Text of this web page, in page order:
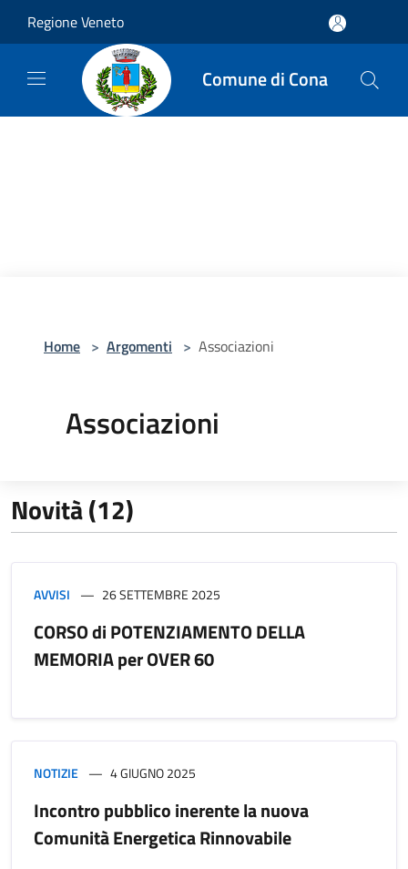
Regione Veneto
Comune di Cona
Home > Argomenti > Associazioni
Associazioni
Novità (12)
AVVISI 26 SETTEMBRE 2025
CORSO di POTENZIAMENTO DELLA
MEMORIA per OVER 60
NOTIZIE 4 GIUGNO 2025
Incontro pubblico inerente la nuova
Comunità Energetica Rinnovabile